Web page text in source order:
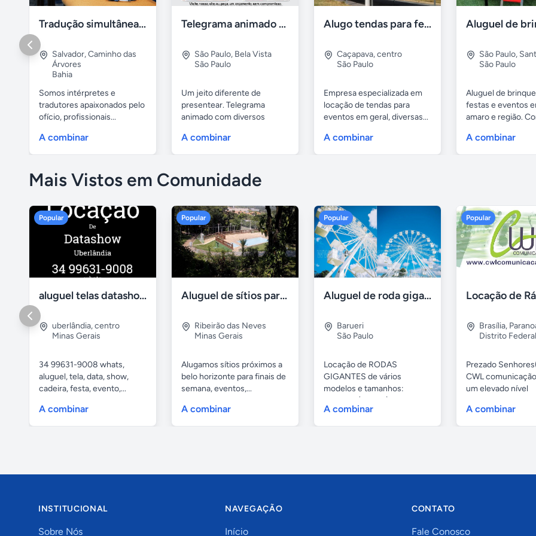
Tradução simultânea em eventos
Salvador,Caminho das
Árvores
Bahia
Somos intérpretes e
tradutores apaixonados pelo
ofício, profissionais...
A combinar
Telegrama animado - festas - presentes e eventos
São Paulo, Bela Vista
São Paulo
Um jeito diferente de
presentear. Telegrama
animado com diversos
A combinar
Alugo tendas para festa em caçapava e região
Caçapava,centro
São Paulo
Empresa especializada em
locação de tendas para
eventos em geral, diversas...
A combinar
São Paulo,
São Paulo
Aluguel de
festas e eventos
amaro e região.
A combinar
Mais Vistos em Comunidade
Popular
aluguel telas datashow cadeiras uberlândia
uberlândia,centro
Minas Gerais
34 99631-9008 whats,
aluguel, tela, data, show,
cadeira, festa, evento,...
A combinar
Popular
Aluguel de sítios para festas e eventos em BH
Ribeirão das Neves
Minas Gerais
Alugamos sítios próximos a
belo horizonte para finais de
semana, eventos,...
A combinar
Popular
Aluguel de roda gigante
Barueri
São Paulo
Locação de RODAS
GIGANTES de vários
modelos e tamanhos:
4,80mts (infantil), 6,...
A combinar
Popular
Brasília,
Distrito Federal
Prezado
CWL
um elevado nível
A combinar
INSTITUCIONAL
Sobre Nós
NAVEGAÇÃO
Início
CONTATO
Fale Conosco